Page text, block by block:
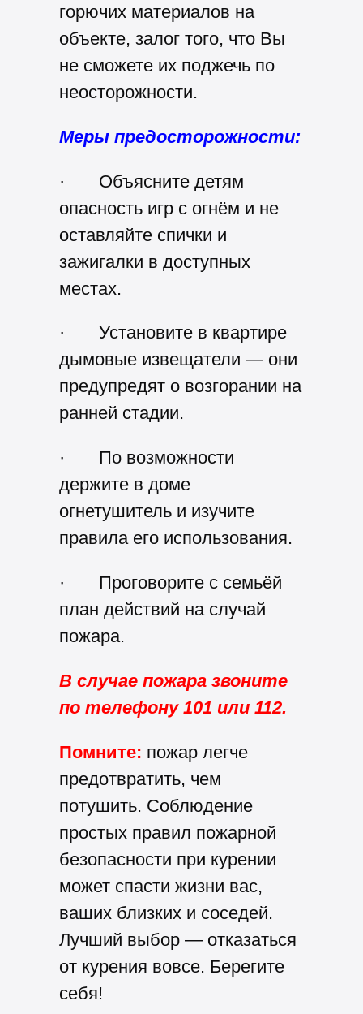
горючих материалов на
объекте, залог того, что Вы
не сможете их поджечь по
неосторожности.
Меры предосторожности:
· Объясните детям
опасность игр с огнём и не
оставляйте спички и
зажигалки в доступных
местах.
· Установите в квартире
дымовые извещатели — они
предупредят о возгорании на
ранней стадии.
· По возможности
держите в доме
огнетушитель и изучите
правила его использования.
· Проговорите с семьёй
план действий на случай
пожара.
В случае пожара звоните
по телефону 101 или 112.
Помните: пожар легче
предотвратить, чем
потушить. Соблюдение
простых правил пожарной
безопасности при курении
может спасти жизни вас,
ваших близких и соседей.
Лучший выбор — отказаться
от курения вовсе. Берегите
себя!